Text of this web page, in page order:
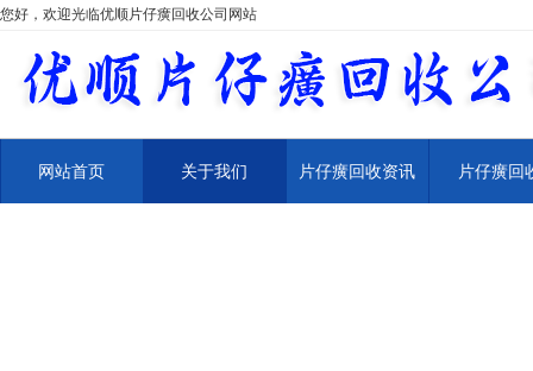
您好，欢迎光临优顺片仔癀回收公司网站
网站首页 关于我们 片仔癀回收资讯 片仔癀回